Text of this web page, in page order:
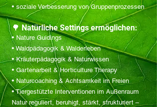
• soziale Verbesserung von Gruppenprozessen
🌳 Natürliche Settings ermöglichen:
• Nature Guidings
• Waldpädagogik & Walderleben
• Kräuterpädagogik & Naturwissen
• Gartenarbeit & Horticulture Therapy
• Naturcoaching & Achtsamkeit im Freien
• Tiergestützte Interventionen im Außenraum
Natur reguliert, beruhigt, stärkt, strukturiert –